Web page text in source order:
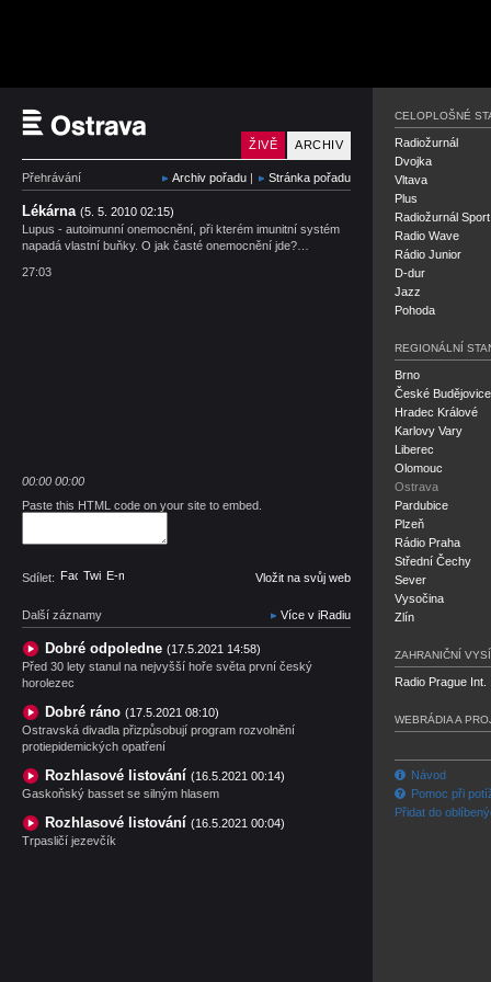
Český rozhlas Ostrava
ARCHIV
ŽIVĚ
Přehrávání Archiv pořadu | Stránka pořadu
Lékárna (5. 5. 2010 02:15)
Lupus - autoimunní onemocnění, při kterém imunitní systém
napadá vlastní buňky. O jak časté onemocnění jde?…
27:03
00:00 00:00
Paste this HTML code on your site to embed.
Sdílet: Facebook
TwitterE-mail Vložit na svůj web
Další záznamy Více v iRadiu
Dobré odpoledne (17.5.2021 14:58)
Před 30 lety stanul na nejvyšší hoře světa první český
horolezec
Dobré ráno (17.5.2021 08:10)
Ostravská divadla přizpůsobují program rozvolnění
protiepidemických opatření
Rozhlasové listování (16.5.2021 00:14)
Gaskoňský basset se silným hlasem
Rozhlasové listování (16.5.2021 00:04)
Trpasličí jezevčík
CELOPLOŠNÉ
Radiožurnál
Dvojka
Vltava
Plus
Radiožurnál Sport
Radio Wave
Rádio Junior
D-dur
Jazz
Pohoda
REGIONÁLNÍ
Brno
České Budějovice
Hradec Králové
Karlovy Vary
Liberec
Olomouc
Ostrava
Pardubice
Plzeň
Rádio Praha
Střední Čechy
Sever
Vysočina
Zlín
ZAHRANIČNÍ
Radio Prague Int.
WEBRÁDIA A
Návod
Pomoc při
Přidat do